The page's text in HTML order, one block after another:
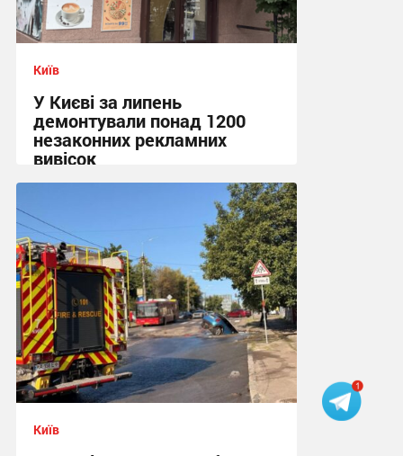
Київ
У Києві за липень
демонтували понад 1200
незаконних рекламних
вивісок
Київ